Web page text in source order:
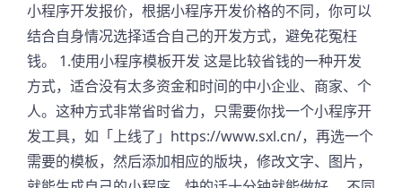
小程序开发报价，根据小程序开发价格的不同，你可以
结合自身情况选择适合自己的开发方式，避免花冤枉
钱。 1.使用小程序模板开发 这是比较省钱的一种开发
方式，适合没有太多资金和时间的中小企业、商家、个
人。这种方式非常省时省力，只需要你找一个小程序开
发工具，如「上线了」https://www.sxl.cn/，再选一个
需要的模板，然后添加相应的版块，修改文字、图片，